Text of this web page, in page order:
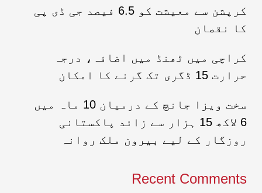
کرپشن سے معیشت کو 6.5 فیصد جی ڈی پی
کا نقصان
کراچی میں ٹھنڈ میں اضافہ، درجہ
حرارت 15 ڈگری تک گرنے کا امکان
سخت ویزا جانچ کے درمیان 10 ماہ میں
6 لاکھ 15 ہزار سے زائد پاکستانی
روزگار کے لیے بیرون ملک روانہ
Recent Comments